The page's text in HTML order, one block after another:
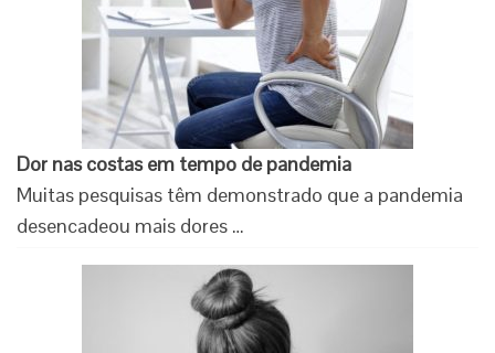
Dor nas costas em tempo de pandemia
Muitas pesquisas têm demonstrado que a pandemia
desencadeou mais dores …